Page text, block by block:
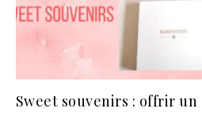
Sweet souvenirs : offrir un